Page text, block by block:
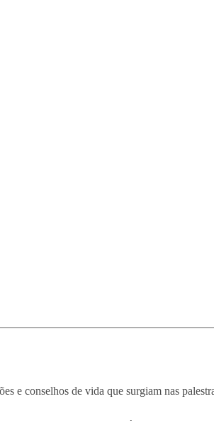
e conselhos de vida que surgiam nas